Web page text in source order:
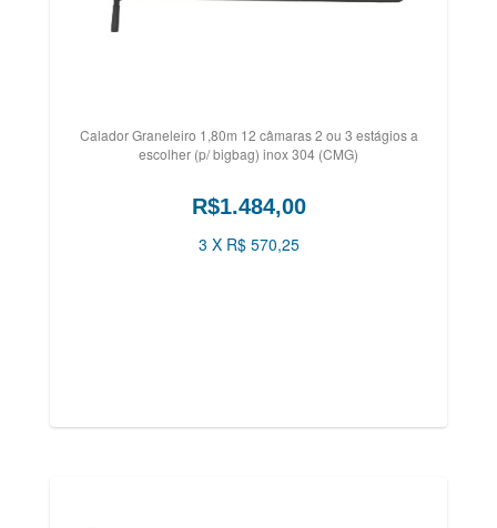
Calador Graneleiro 1,80m 12 câmaras 2 ou 3 estágios a
escolher (p/ bigbag) inox 304 (CMG)
R$1.484,00
3 X R$ 570,25